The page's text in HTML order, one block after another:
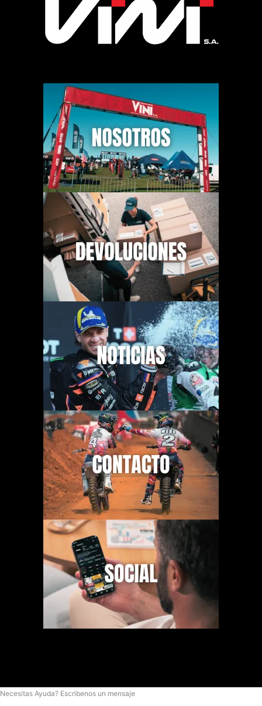
Necesitas Ayuda? Escribenos un mensaje